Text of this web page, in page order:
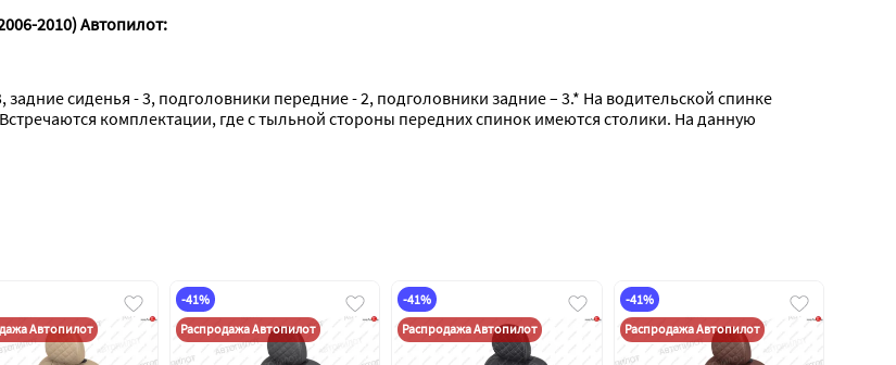
2010) Автопилот:
сиденья - 3, подголовники передние - 2, подголовники задние – 3.* На водительской спинке
комплектации, где с тыльной стороны передних спинок имеются столики. На данную
Автопилот
-41%
Распродажа Автопилот
-41%
Распродажа Автопилот
-41%
Распродажа Автопилот